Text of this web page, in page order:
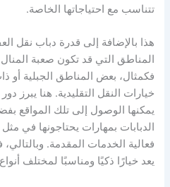
تتناسب مع احتياجاتها الخاصة.
هذا بالإضافة إلى قدرة دباب نقل
المناطق التي قد تكون صعبة
فكمثال، بعض المناطق الجبلية أو
خيارات النقل التقليدية. هنا يبرز
يمكنها الوصول إلى تلك المواقع
الدبابات بمهارات يحتاجونها في
فعالية الخدمات المقدمة.
يعد خيارًا ذكيًا ومناسبًا لمختلف